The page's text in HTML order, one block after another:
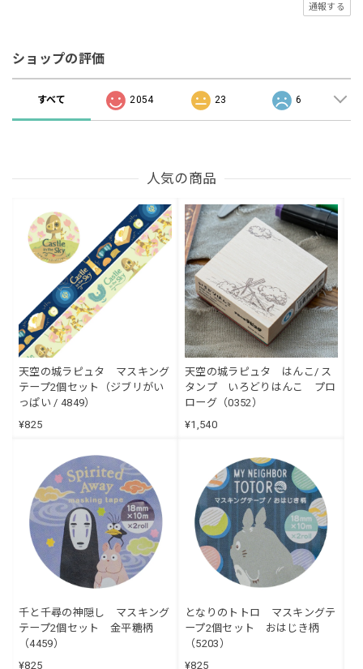
通報する
ショップの評価
すべて 2054 23 6
人気の商品
天空の城ラピュタ マスキング
テープ2個セット（ジブリがい
っぱい / 4849）
¥825
天空の城ラピュタ はんこ/ ス
タンプ いろどりはんこ プロ
ローグ（0352）
¥1,540
千と千尋の神隠し マスキング
テープ2個セット 金平糖柄
（4459）
¥825
となりのトトロ マスキングテ
ープ2個セット おはじき柄
（5203）
¥825